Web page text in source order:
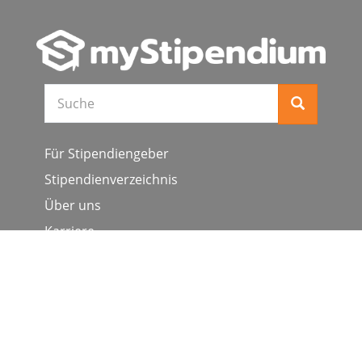
Suche
Für Stipendiengeber
Stipendienverzeichnis
Über uns
Karriere